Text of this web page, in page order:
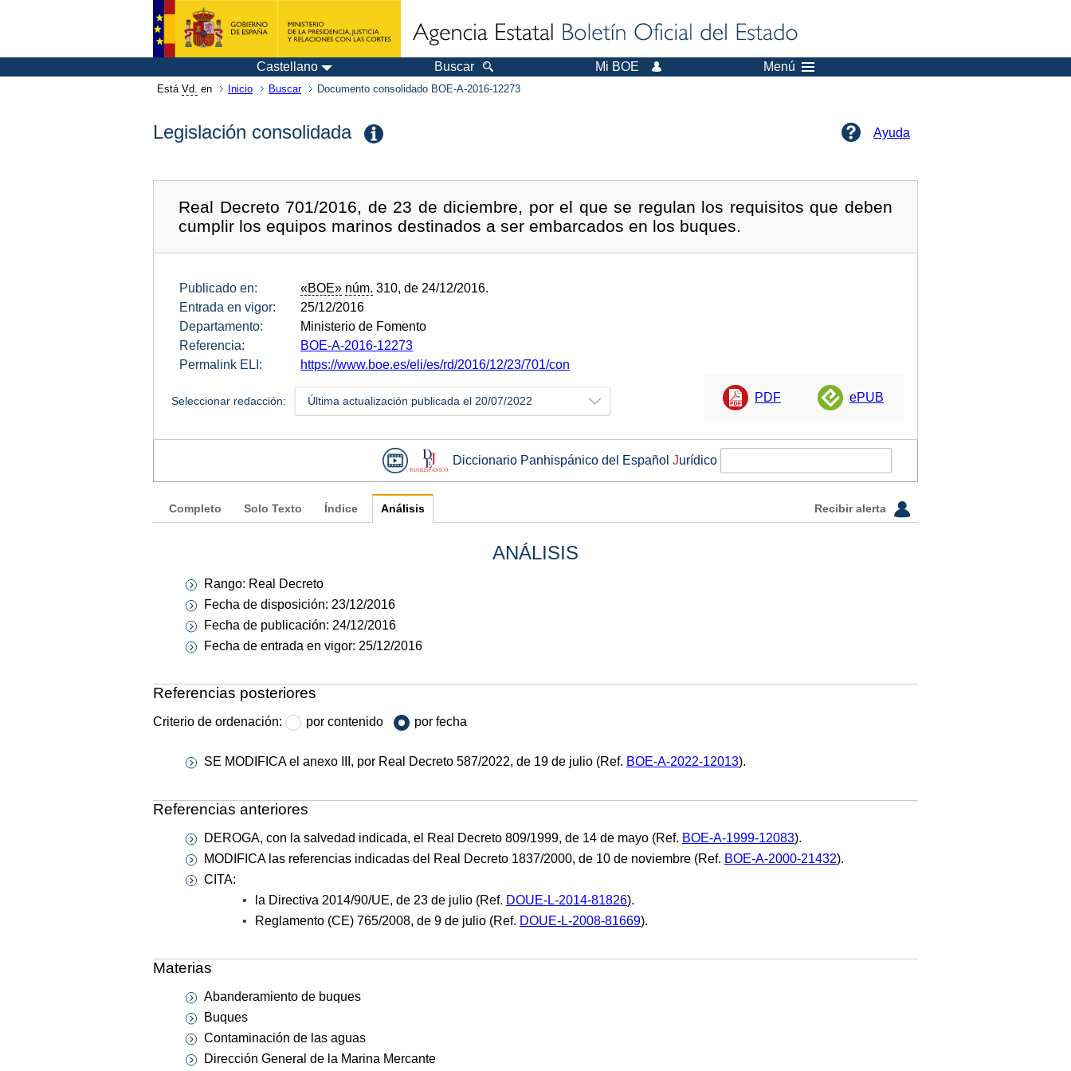
Castellano Buscar Mi BOE Menú
Está Vd. en Inicio Buscar Documento consolidado BOE-A-2016-12273
Legislación consolidada Ayuda
Real Decreto 701/2016, de 23 de diciembre, por el que se regulan los requisitos que deben
cumplir los equipos marinos destinados a ser embarcados en los buques.
Publicado en: «BOE» núm. 310, de 24/12/2016.
Entrada en vigor:
25/12/2016
Departamento:
Ministerio de Fomento
Referencia:
BOE-A-2016-12273
Permalink ELI:
https://www.boe.es/eli/es/rd/2016/12/23/701/con
Seleccionar redacción: Última actualización publicada el 20/07/2022 PDF ePUB
Diccionario Panhispánico del Español Jurídico
Completo Solo Texto Índice Análisis Recibir alerta
ANÁLISIS
Rango: Real Decreto
Fecha de disposición: 23/12/2016
Fecha de publicación: 24/12/2016
Fecha de entrada en vigor: 25/12/2016
Referencias posteriores
Criterio de ordenación: por contenido por fecha
SE MODIFICA el anexo III, por Real Decreto 587/2022, de 19 de julio (Ref. BOE-A-2022-12013).
Referencias anteriores
DEROGA, con la salvedad indicada, el Real Decreto 809/1999, de 14 de mayo (Ref. BOE-A-1999-12083).
MODIFICA las referencias indicadas del Real Decreto 1837/2000, de 10 de noviembre (Ref. BOE-A-2000-21432).
CITA:
la Directiva 2014/90/UE, de 23 de julio (Ref. DOUE-L-2014-81826).
Reglamento (CE) 765/2008, de 9 de julio (Ref. DOUE-L-2008-81669).
Materias
Abanderamiento de buques
Buques
Contaminación de las aguas
Dirección General de la Marina Mercante